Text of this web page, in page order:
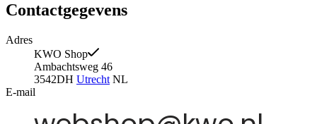
Contactgegevens
Adres
KWO Shop
Ambachtsweg 46
3542DH Utrecht NL
E-mail